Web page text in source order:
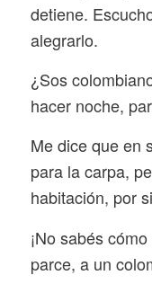
detiene.
alegrarlo.
¿Sos
hacer noche,
Me dice que en
para la carpa,
habitación, por
¡No sabés
parce, a un